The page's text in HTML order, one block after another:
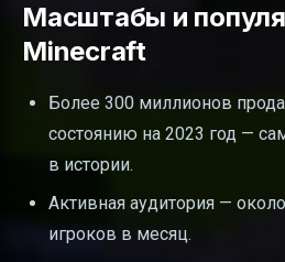
Масштабы и
Minecraft
Более 300 миллионов
состоянию на 2023 год —
в истории.
Активная аудитория —
игроков в месяц.